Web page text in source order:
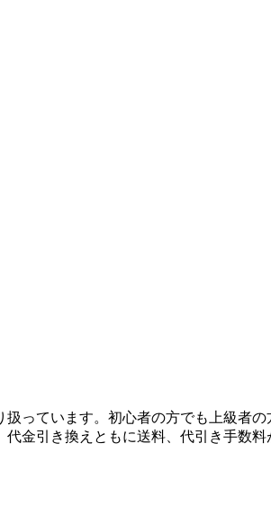
っています。初心者の方でも上級者
金引き換えともに送料、代引き手数